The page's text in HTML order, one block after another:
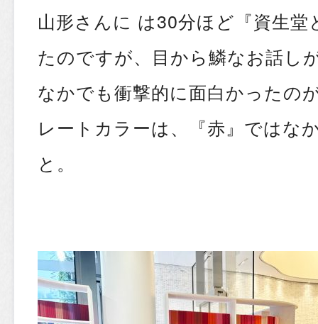
山形さんに は30分ほど『資生
たのですが、目から鱗なお話し
なかでも衝撃的に面白かったの
レートカラーは、『赤』ではな
と。